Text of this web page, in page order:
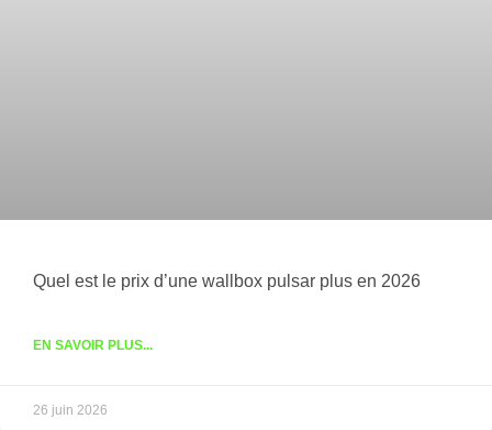
Quel est le prix d’une wallbox pulsar plus en 2026
EN SAVOIR PLUS...
26 juin 2026